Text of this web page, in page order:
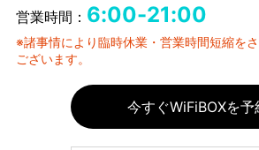
営業時間： 6:00-21:00
※諸事情により臨時休業・営業時間短縮を
ございます。
今すぐWiFiBOXを予